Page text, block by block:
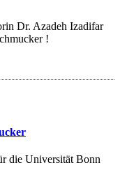
Dr. Azadeh Izadifar
!
die Universität Bonn